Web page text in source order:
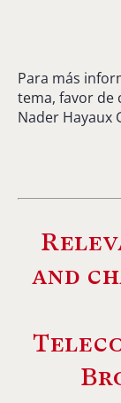
Para más
tema, favor de
Nader Hayaux
and